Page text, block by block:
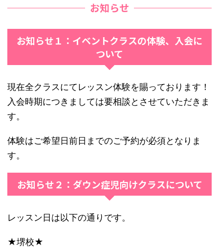
お知らせ
お知らせ１：イベントクラスの体験、入会に
ついて
現在全クラスにてレッスン体験を賜っております！
入会時期につきましては要相談とさせていただきま
す。
体験はご希望日前日までのご予約が必須となりま
す。
お知らせ２：ダウン症児向けクラスについて
レッスン日は以下の通りです。
★堺校★